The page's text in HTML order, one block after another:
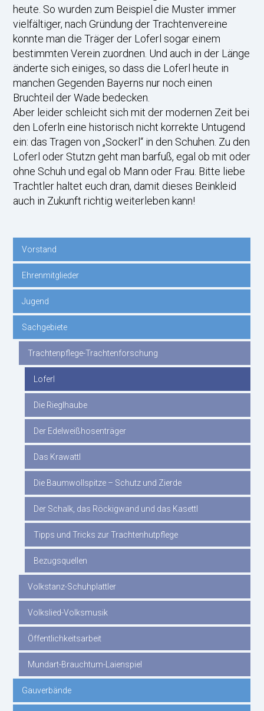
heute. So wurden zum Beispiel die Muster immer
vielfältiger, nach Gründung der Trachtenvereine
konnte man die Träger der Loferl sogar einem
bestimmten Verein zuordnen. Und auch in der Länge
änderte sich einiges, so dass die Loferl heute in
manchen Gegenden Bayerns nur noch einen
Bruchteil der Wade bedecken.
Aber leider schleicht sich mit der modernen Zeit bei
den Loferln eine historisch nicht korrekte Untugend
ein: das Tragen von „Sockerl“ in den Schuhen. Zu den
Loferl oder Stutzn geht man barfuß, egal ob mit oder
ohne Schuh und egal ob Mann oder Frau. Bitte liebe
Trachtler haltet euch dran, damit dieses Beinkleid
auch in Zukunft richtig weiterleben kann!
Navigation
überspringen
Vorstand
Ehrenmitglieder
Jugend
Sachgebiete
Trachtenpflege-Trachtenforschung
Loferl
Die Rieglhaube
Der Edelweißhosenträger
Das Krawattl
Die Baumwollspitze – Schutz und Zierde
Der Schalk, das Röckigwand und das Kasettl
Tipps und Tricks zur Trachtenhutpflege
Bezugsquellen
Volkstanz-Schuhplattler
Volkslied-Volksmusik
Öffentlichkeitsarbeit
Mundart-Brauchtum-Laienspiel
Gauverbände